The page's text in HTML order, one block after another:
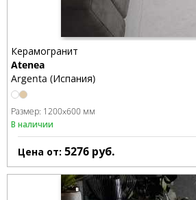
Керамогранит
Atenea
Argenta (Испания)
Размер: 1200x600 мм
В наличии
Цена от: 5276 руб.